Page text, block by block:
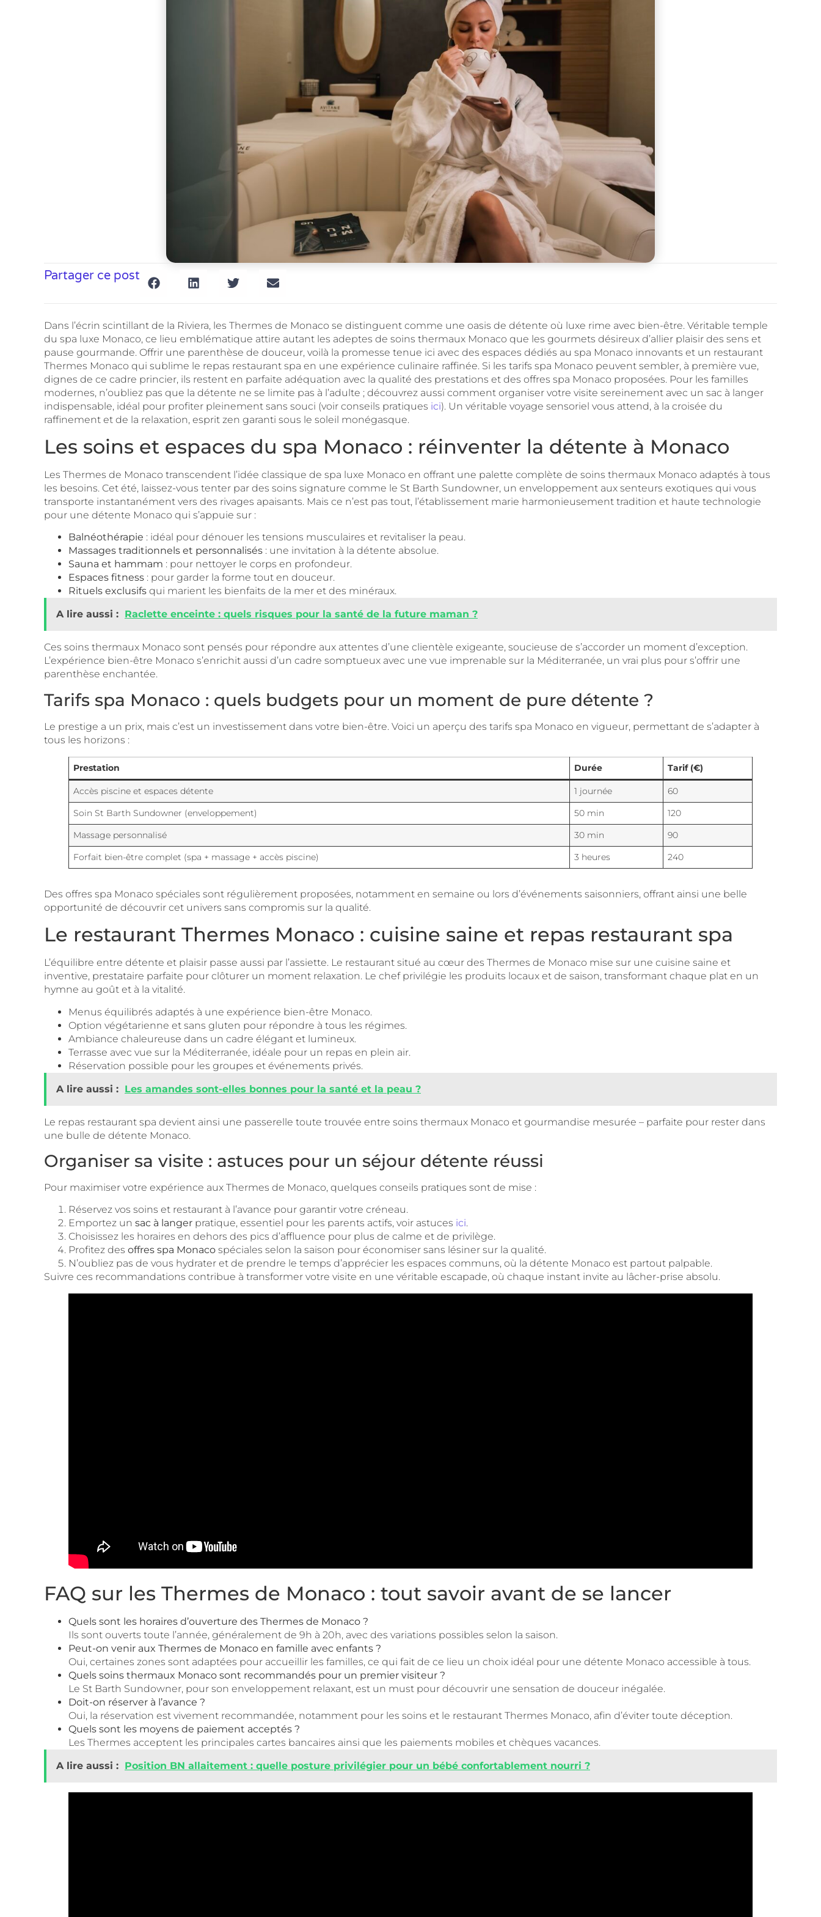
Partager ce post
Dans l’écrin scintillant de la Riviera, les Thermes de Monaco se distinguent comme une oasis de détente où luxe rime avec bien-être. Véritable temple
du spa luxe Monaco, ce lieu emblématique attire autant les adeptes de soins thermaux Monaco que les gourmets désireux d’allier plaisir des sens et
pause gourmande. Offrir une parenthèse de douceur, voilà la promesse tenue ici avec des espaces dédiés au spa Monaco innovants et un restaurant
Thermes Monaco qui sublime le repas restaurant spa en une expérience culinaire raffinée. Si les tarifs spa Monaco peuvent sembler, à première vue,
dignes de ce cadre princier, ils restent en parfaite adéquation avec la qualité des prestations et des offres spa Monaco proposées. Pour les familles
modernes, n’oubliez pas que la détente ne se limite pas à l’adulte ; découvrez aussi comment organiser votre visite sereinement avec un sac à langer
indispensable, idéal pour profiter pleinement sans souci (voir conseils pratiques ici). Un véritable voyage sensoriel vous attend, à la croisée du
raffinement et de la relaxation, esprit zen garanti sous le soleil monégasque.
Les soins et espaces du spa Monaco : réinventer la détente à Monaco
Les Thermes de Monaco transcendent l’idée classique de spa luxe Monaco en offrant une palette complète de soins thermaux Monaco adaptés à tous
les besoins. Cet été, laissez-vous tenter par des soins signature comme le St Barth Sundowner, un enveloppement aux senteurs exotiques qui vous
transporte instantanément vers des rivages apaisants. Mais ce n’est pas tout, l’établissement marie harmonieusement tradition et haute technologie
pour une détente Monaco qui s’appuie sur :
Balnéothérapie : idéal pour dénouer les tensions musculaires et revitaliser la peau.
Massages traditionnels et personnalisés : une invitation à la détente absolue.
Sauna et hammam : pour nettoyer le corps en profondeur.
Espaces fitness : pour garder la forme tout en douceur.
Rituels exclusifs qui marient les bienfaits de la mer et des minéraux.
A lire aussi : Raclette enceinte : quels risques pour la santé de la future maman ?
Ces soins thermaux Monaco sont pensés pour répondre aux attentes d’une clientèle exigeante, soucieuse de s’accorder un moment d’exception.
L’expérience bien-être Monaco s’enrichit aussi d’un cadre somptueux avec une vue imprenable sur la Méditerranée, un vrai plus pour s’offrir une
parenthèse enchantée.
Tarifs spa Monaco : quels budgets pour un moment de pure détente ?
Le prestige a un prix, mais c’est un investissement dans votre bien-être. Voici un aperçu des tarifs spa Monaco en vigueur, permettant de s’adapter à
tous les horizons :
Prestation Durée Tarif (€)
Accès piscine et espaces détente 1 journée
60
Soin St Barth Sundowner (enveloppement)
50 min
120
Massage personnalisé
30 min
90
Forfait bien-être complet (spa + massage + accès piscine)
3 heures 240
Des offres spa Monaco spéciales sont régulièrement proposées, notamment en semaine ou lors d’événements saisonniers, offrant ainsi une belle
opportunité de découvrir cet univers sans compromis sur la qualité.
Le restaurant Thermes Monaco : cuisine saine et repas restaurant spa
L’équilibre entre détente et plaisir passe aussi par l’assiette. Le restaurant situé au cœur des Thermes de Monaco mise sur une cuisine saine et
inventive, prestataire parfaite pour clôturer un moment relaxation. Le chef privilégie les produits locaux et de saison, transformant chaque plat en un
hymne au goût et à la vitalité.
Menus équilibrés adaptés à une expérience bien-être Monaco.
Option végétarienne et sans gluten pour répondre à tous les régimes.
Ambiance chaleureuse dans un cadre élégant et lumineux.
Terrasse avec vue sur la Méditerranée, idéale pour un repas en plein air.
Réservation possible pour les groupes et événements privés.
A lire aussi : Les amandes sont-elles bonnes pour la santé et la peau ?
Le repas restaurant spa devient ainsi une passerelle toute trouvée entre soins thermaux Monaco et gourmandise mesurée – parfaite pour rester dans
une bulle de détente Monaco.
Organiser sa visite : astuces pour un séjour détente réussi
Pour maximiser votre expérience aux Thermes de Monaco, quelques conseils pratiques sont de mise :
Réservez vos soins et restaurant à l’avance pour garantir votre créneau.
Emportez un sac à langer pratique, essentiel pour les parents actifs, voir astuces ici.
Choisissez les horaires en dehors des pics d’affluence pour plus de calme et de privilège.
Profitez des offres spa Monaco spéciales selon la saison pour économiser sans lésiner sur la qualité.
N’oubliez pas de vous hydrater et de prendre le temps d’apprécier les espaces communs, où la détente Monaco est partout palpable.
Suivre ces recommandations contribue à transformer votre visite en une véritable escapade, où chaque instant invite au lâcher-prise absolu.
FAQ sur les Thermes de Monaco : tout savoir avant de se lancer
Quels sont les horaires d’ouverture des Thermes de Monaco ?
Ils sont ouverts toute l’année, généralement de 9h à 20h, avec des variations possibles selon la saison.
Peut-on venir aux Thermes de Monaco en famille avec enfants ?
Oui, certaines zones sont adaptées pour accueillir les familles, ce qui fait de ce lieu un choix idéal pour une détente Monaco accessible à tous.
Quels soins thermaux Monaco sont recommandés pour un premier visiteur ?
Le St Barth Sundowner, pour son enveloppement relaxant, est un must pour découvrir une sensation de douceur inégalée.
Doit-on réserver à l’avance ?
Oui, la réservation est vivement recommandée, notamment pour les soins et le restaurant Thermes Monaco, afin d’éviter toute déception.
Quels sont les moyens de paiement acceptés ?
Les Thermes acceptent les principales cartes bancaires ainsi que les paiements mobiles et chèques vacances.
A lire aussi : Position BN allaitement : quelle posture privilégier pour un bébé confortablement nourri ?